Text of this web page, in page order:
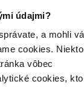
údajmi?
a mohli
cookies.
vôbec
cookies,